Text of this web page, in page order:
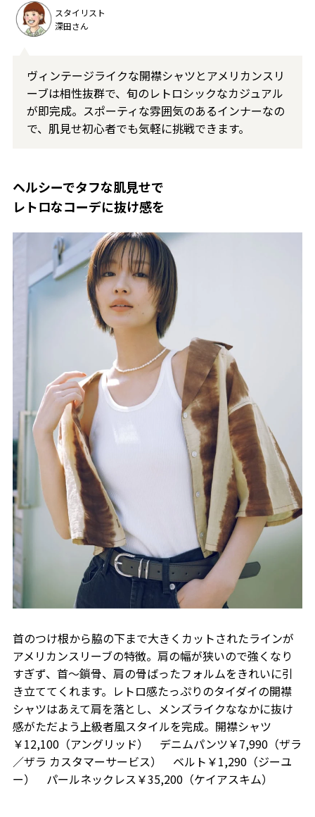
スタイリスト
深田さん
ヴィンテージライクな開襟シャツとアメリカンスリ
ーブは相性抜群で、旬のレトロシックなカジュアル
が即完成。スポーティな雰囲気のあるインナーなの
で、肌見せ初心者でも気軽に挑戦できます。
ヘルシーでタフな肌見せで
レトロなコーデに抜け感を
首のつけ根から脇の下まで大きくカットされたラインが
アメリカンスリーブの特徴。肩の幅が狭いので強くなり
すぎず、首〜鎖骨、肩の骨ばったフォルムをきれいに引
き立ててくれます。レトロ感たっぷりのタイダイの開襟
シャツはあえて肩を落とし、メンズライクななかに抜け
感がただよう上級者風スタイルを完成。開襟シャツ
￥12,100（アングリッド） デニムパンツ￥7,990（ザラ
／ザラ カスタマーサービス） ベルト￥1,290（ジーユ
ー） パールネックレス￥35,200（ケイアスキム）